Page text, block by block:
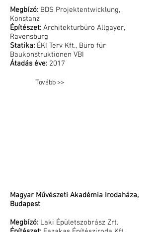
Megbízó: BDS Projektentwicklung,
Konstanz
Építészet: Architekturbüro Allgayer,
Ravensburg
Statika: ÉKI Terv Kft., Büro für
Baukonstruktionen VBI
Átadás éve: 2017
Tovább >>
Magyar Művészeti Akadémia Irodaháza,
Budapest
Megbízó: Laki Épületszobrász Zrt.